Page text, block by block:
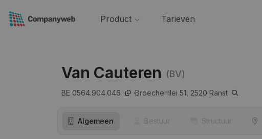
Product Tarieven
Van Cauteren (BV)
BE 0564.904.046 Broechemlei 51, 2520 Ranst
Algemeen Bestuur Structuur